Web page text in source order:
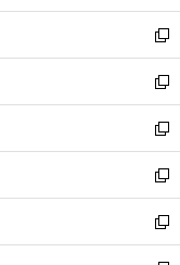
開
く
ウ
で
開
く
ン
ド
ウ
で
開
く
ウ
ィ
ン
ド
ウ
で
開
く
新
し
い
ウ
ィ
ン
ド
ウ
で
開
新
し
い
ウ
ィ
ン
ド
ウ
新
し
い
ウ
ィ
ン
新
し
い
ウ
新
し